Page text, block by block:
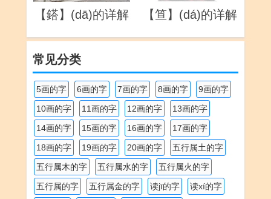
【鎝】(dā)的详解 【笪】(dá)的详解
常见分类
5画的字 6画的字 7画的字 8画的字
9画的字
10画的字
11画的字 12画的字
13画的字
14画的字
15画的字 16画的字
17画的字
18画的字
19画的字 20画的字
五行属土的字
五行属木的字
五行属水的字
五行属火的字
五行属的字
五行属金的字 读jī的字
读xí的字